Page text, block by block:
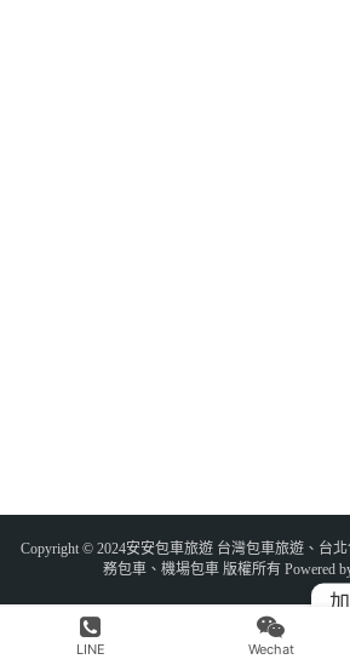
Copyright © 2024安安包車旅遊 台灣包車旅遊、台
務包車、機場包車 版權所有 Powered
LINE Wechat